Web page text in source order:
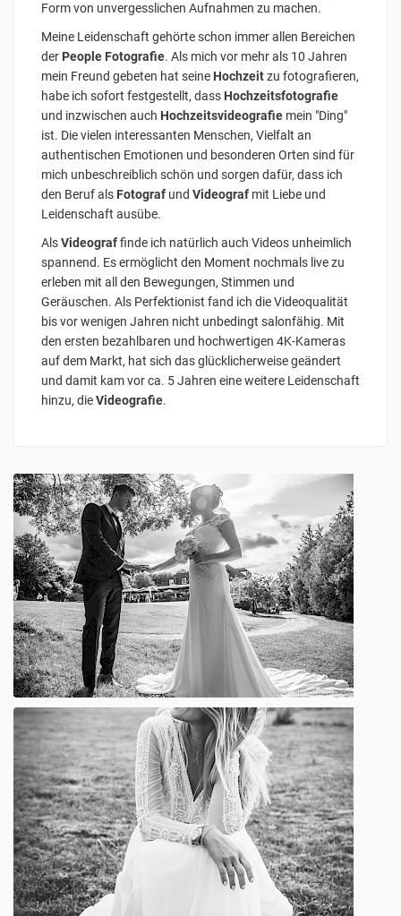
Form von unvergesslichen Aufnahmen zu machen.
Meine Leidenschaft gehörte schon immer allen Bereichen
der People Fotografie. Als mich vor mehr als 10 Jahren
mein Freund gebeten hat seine Hochzeitzu fotografieren,
habe ich sofort festgestellt, dass Hochzeitsfotografie
und inzwischen auch Hochzeitsvideografie mein "Ding"
ist. Die vielen interessanten Menschen, Vielfalt an
authentischen Emotionen und besonderen Orten sind für
mich unbeschreiblich schön und sorgen dafür, dass ich
den Beruf als Fotograf und Videograf mit Liebe und
Leidenschaft ausübe.
AlsVideograffinde ich natürlich auch Videos unheimlich
spannend. Es ermöglicht den Moment nochmals live zu
erleben mit all den Bewegungen, Stimmen und
Geräuschen. Als Perfektionist fand ich die Videoqualität
bis vor wenigen Jahren nicht unbedingt salonfähig. Mit
den ersten bezahlbaren und hochwertigen 4K-Kameras
auf dem Markt, hat sich das glücklicherweise geändert
und damit kam vor ca. 5 Jahren eine weitere Leidenschaft
hinzu, dieVideografie.